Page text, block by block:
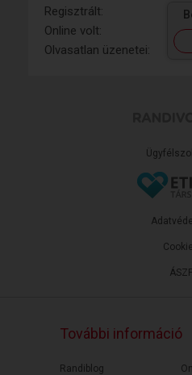
Regisztrált:
Online volt:
Olvasatlan üzenetei:
ÁSZF
További információ
Randiblog